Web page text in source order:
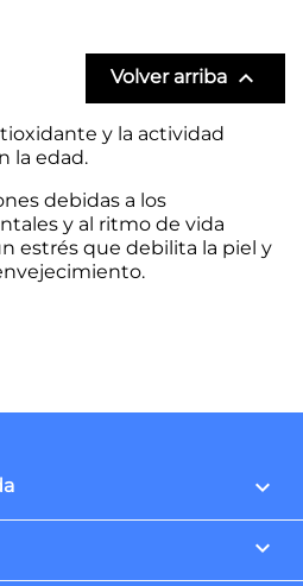
Volver arriba 
y la actividad
la edad.
debidas a los
y al ritmo de vida
estrés que debilita la piel y
keyboard_arrow_down
